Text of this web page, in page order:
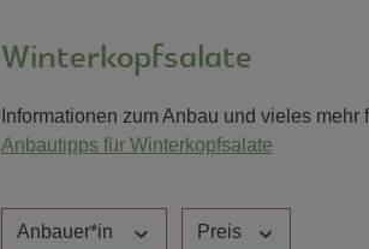
Winterkopfsalate
Informationen zum Anbau und vieles
Anbautipps für Winterkopfsalate
Anbauer*in Preis